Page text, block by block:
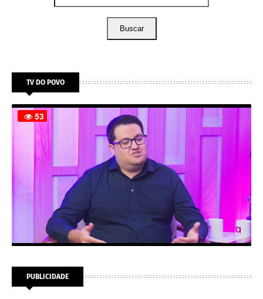
Buscar
TV DO POVO
PUBLICIDADE